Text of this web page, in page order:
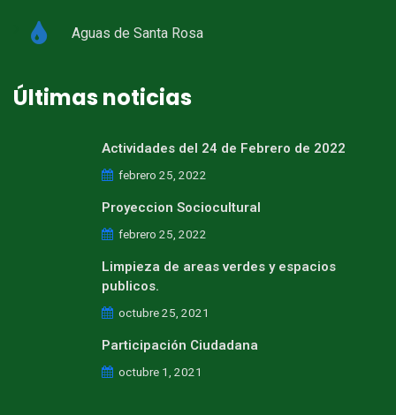
Aguas de Santa Rosa
Últimas noticias
Actividades del 24 de Febrero de 2022
febrero 25, 2022
Proyeccion Sociocultural
febrero 25, 2022
Limpieza de areas verdes y espacios
publicos.
octubre 25, 2021
Participación Ciudadana
octubre 1, 2021